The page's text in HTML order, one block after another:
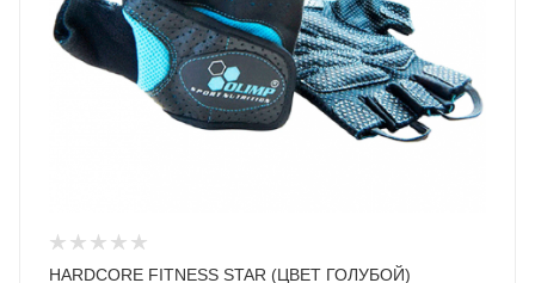
HARDCORE FITNESS STAR (ЦВЕТ ГОЛУБОЙ)